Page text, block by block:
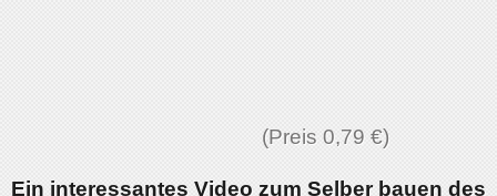
(Preis 0,79 €)
Ein interessantes Video zum Selber bauen des